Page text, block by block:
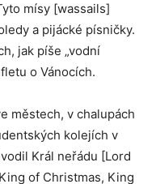
mísy [wassails]
a pijácké písničky.
jak píše „vodní
o Vánocích.
městech, v chalupách
kolejích v
Král neřádu [Lord
of Christmas, King